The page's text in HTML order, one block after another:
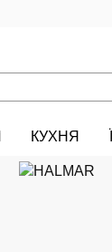
КУХНЯ